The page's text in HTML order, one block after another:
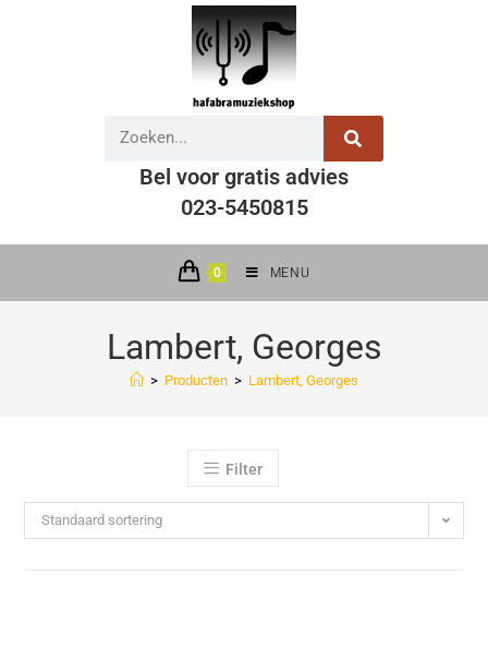
Bel voor gratis advies
023-5450815
0 MENU
Lambert, Georges
> Producten > Lambert, Georges
Filter
Standaard sortering